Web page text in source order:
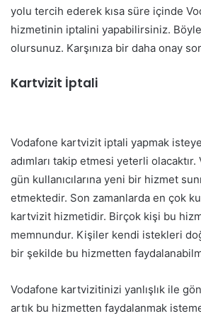
yolu tercih ederek kısa süre içinde
hizmetinin iptalini yapabilirsiniz.
olursunuz. Karşınıza bir daha onay
Kartvizit İptali
Vodafone kartvizit iptali yapmak
adımları takip etmesi yeterli
gün kullanıcılarına yeni bir hizmet
etmektedir. Son zamanlarda en çok
kartvizit hizmetidir. Birçok kişi bu
memnundur. Kişiler kendi istekleri
bir şekilde bu hizmetten
Vodafone kartvizitinizi yanlışlık ile
artık bu hizmetten faydalanmak